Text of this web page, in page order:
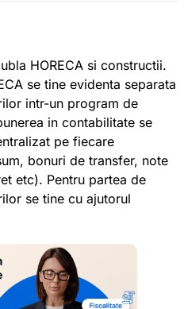
HORECA si constructii.
se tine evidenta separata
intr-un program de
in contabilitate se
pe fiecare
bonuri de transfer, note
etc). Pentru partea de
se tine cu ajutorul